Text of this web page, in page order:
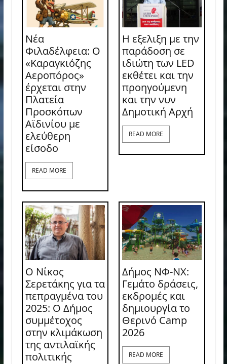
Νέα
Φιλαδέλφεια: Ο
«Καραγκιόζης
Αεροπόρος»
έρχεται στην
Πλατεία
Προσκόπων
Αϊδινίου με
ελεύθερη
είσοδο
READ MORE
Η εξελιξη με την
παράδοση σε
ιδιώτη των LED
εκθέτει και την
προηγούμενη
και την νυν
Δημοτική Αρχή
READ MORE
Ο Νίκος
Σερετάκης για τα
πεπραγμένα του
2025: Ο Δήμος
συμμέτοχος
στην κλιμάκωση
της αντιλαϊκής
πολιτικής
Δήμος ΝΦ-ΝΧ:
Γεμάτο δράσεις,
εκδρομές και
δημιουργία το
Θερινό Camp
2026
READ MORE